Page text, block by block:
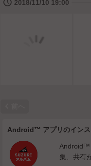
2018/11/10 19:00
Android™ アプリのインス
Android™
集、共有